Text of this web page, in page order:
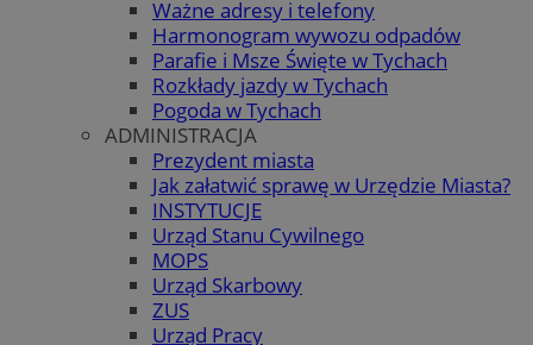
Ważne adresy i telefony
Harmonogram wywozu odpadów
Parafie i Msze Święte w Tychach
Rozkłady jazdy w Tychach
Pogoda w Tychach
ADMINISTRACJA
Prezydent miasta
Jak załatwić sprawę w Urzędzie Miasta?
INSTYTUCJE
Urząd Stanu Cywilnego
MOPS
Urząd Skarbowy
ZUS
Urząd Pracy